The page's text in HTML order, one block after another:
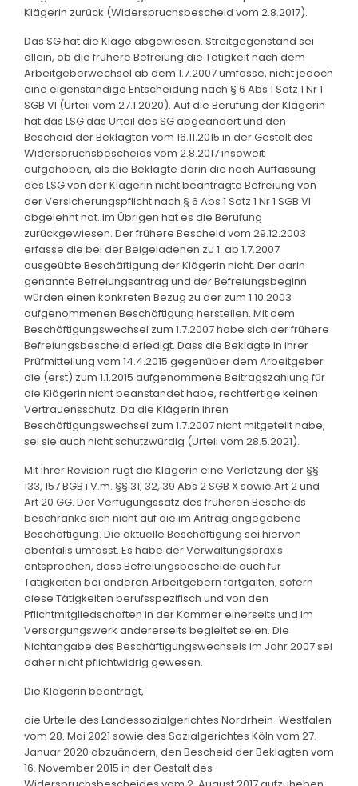
Klägerin zurück (Widerspruchsbescheid vom 2.8.2017).
Das SG hat die Klage abgewiesen. Streitgegenstand sei
allein, ob die frühere Befreiung die Tätigkeit nach dem
Arbeitgeberwechsel ab dem 1.7.2007 umfasse, nicht jedoch
eine eigenständige Entscheidung nach § 6 Abs 1 Satz 1 Nr 1
SGB VI (Urteil vom 27.1.2020). Auf die Berufung der Klägerin
hat das LSG das Urteil des SG abgeändert und den
Bescheid der Beklagten vom 16.11.2015 in der Gestalt des
Widerspruchsbescheids vom 2.8.2017 insoweit
aufgehoben, als die Beklagte darin die nach Auffassung
des LSG von der Klägerin nicht beantragte Befreiung von
der Versicherungspflicht nach § 6 Abs 1 Satz 1 Nr 1 SGB VI
abgelehnt hat. Im Übrigen hat es die Berufung
zurückgewiesen. Der frühere Bescheid vom 29.12.2003
erfasse die bei der Beigeladenen zu 1. ab 1.7.2007
ausgeübte Beschäftigung der Klägerin nicht. Der darin
genannte Befreiungsantrag und der Befreiungsbeginn
würden einen konkreten Bezug zu der zum 1.10.2003
aufgenommenen Beschäftigung herstellen. Mit dem
Beschäftigungswechsel zum 1.7.2007 habe sich der frühere
Befreiungsbescheid erledigt. Dass die Beklagte in ihrer
Prüfmitteilung vom 14.4.2015 gegenüber dem Arbeitgeber
die (erst) zum 1.1.2015 aufgenommene Beitragszahlung für
die Klägerin nicht beanstandet habe, rechtfertige keinen
Vertrauensschutz. Da die Klägerin ihren
Beschäftigungswechsel zum 1.7.2007 nicht mitgeteilt habe,
sei sie auch nicht schutzwürdig (Urteil vom 28.5.2021).
Mit ihrer Revision rügt die Klägerin eine Verletzung der §§
133, 157 BGB i.V.m. §§ 31, 32, 39 Abs 2 SGB X sowie Art 2 und
Art 20 GG. Der Verfügungssatz des früheren Bescheids
beschränke sich nicht auf die im Antrag angegebene
Beschäftigung. Die aktuelle Beschäftigung sei hiervon
ebenfalls umfasst. Es habe der Verwaltungspraxis
entsprochen, dass Befreiungsbescheide auch für
Tätigkeiten bei anderen Arbeitgebern fortgälten, sofern
diese Tätigkeiten berufsspezifisch und von den
Pflichtmitgliedschaften in der Kammer einerseits und im
Versorgungswerk andererseits begleitet seien. Die
Nichtangabe des Beschäftigungswechsels im Jahr 2007 sei
daher nicht pflichtwidrig gewesen.
Die Klägerin beantragt,
die Urteile des Landessozialgerichtes Nordrhein-Westfalen
vom 28. Mai 2021 sowie des Sozialgerichtes Köln vom 27.
Januar 2020 abzuändern, den Bescheid der Beklagten vom
16. November 2015 in der Gestalt des